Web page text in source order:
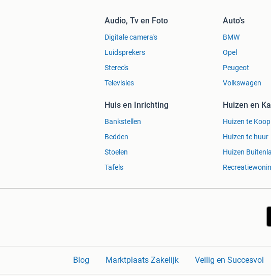
Audio, Tv en Foto
Digitale camera's
Luidsprekers
Stereo's
Televisies
Auto's
BMW
Opel
Peugeot
Volkswagen
Huis en Inrichting
Bankstellen
Bedden
Stoelen
Tafels
Huizen en
Huizen te Koop
Huizen te huur
Huizen
Blog Marktplaats Zakelijk Veilig en Succesvol